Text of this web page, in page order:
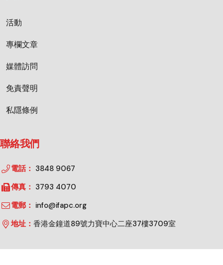
活動
專欄文章
媒體訪問
免責聲明
私隱條例
聯絡我們
電話： 3848 9067
傳真： 3793 4070
電郵： info@ifapc.org
地址： 香港金鐘道89號力寶中心二座37樓3709室